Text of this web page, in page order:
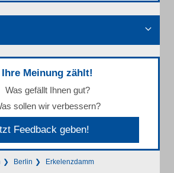
Ihre Meinung zählt!
Was gefällt Ihnen gut?
sollen wir verbessern?
Feedback geben!
Berlin Erkelenzdamm